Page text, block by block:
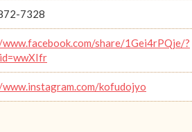
7328
share/1Gei4rPQje/?
kofudojyo